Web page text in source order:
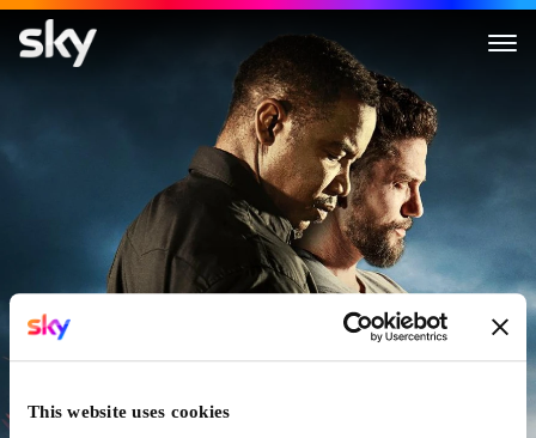
This website uses cookies
The Island - Auge um Auge